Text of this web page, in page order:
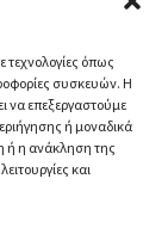
τεχνολογίες όπως
συσκευών. Η
να επεξεργαστούμε
ή μοναδικά
ή η ανάκληση της
και